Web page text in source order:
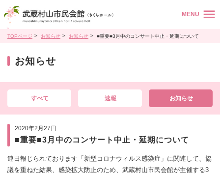
MENU
TOPページ お知らせ お知らせ ■重要■3月中のコンサート中止・延期について
お知らせ
すべて 速報 お知らせ
2020年2月27日
■重要■3月中のコンサート中止・延期について
連日報じられております「新型コロナウィルス感染症」に関連して、協
議を重ねた結果、感染拡大防止のため、武蔵村山市民会館が主催する3